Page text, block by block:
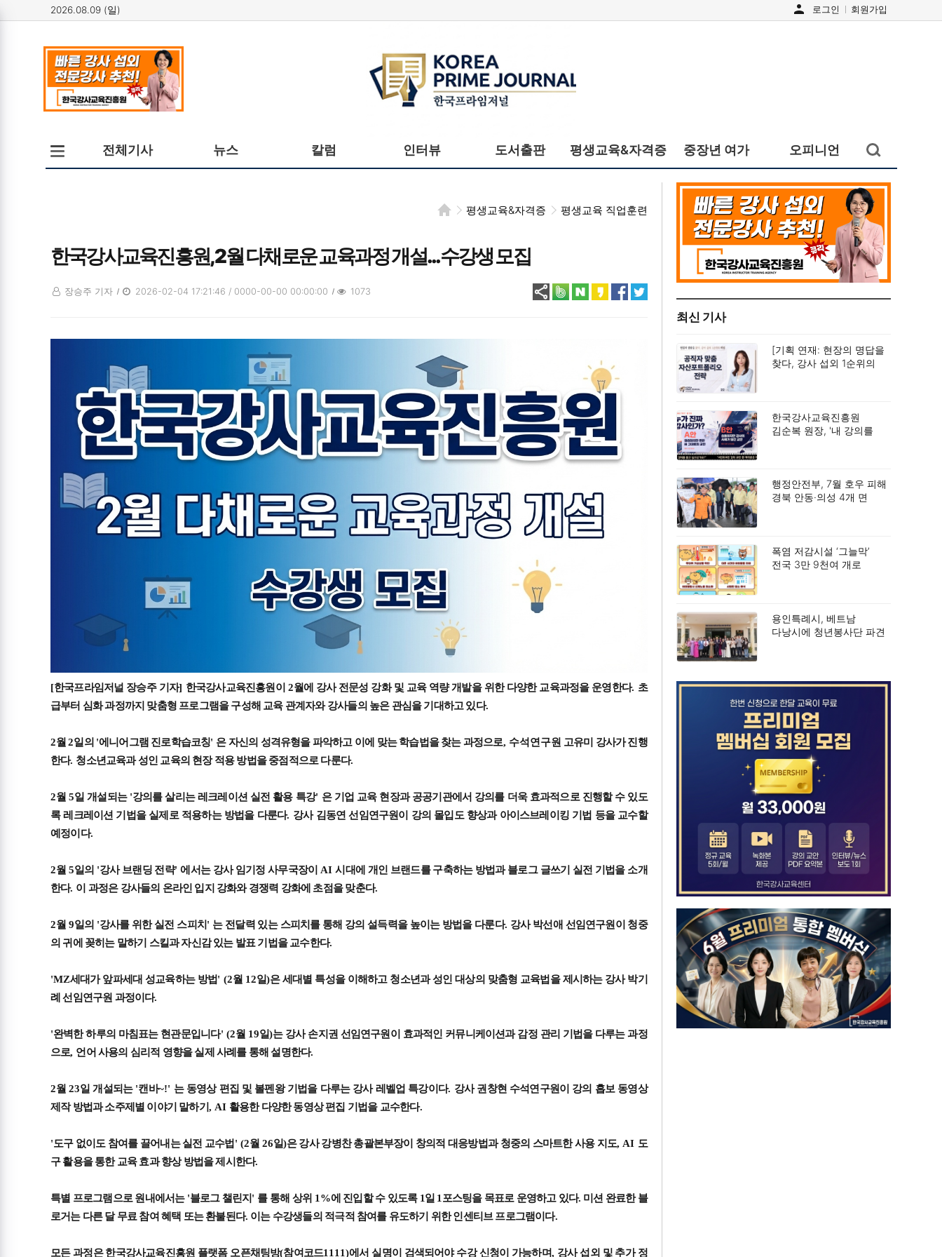
2026.08.09 (일) person 로그인 회원가입
한국프라임저널
전체메뉴
열기/
닫기
전체기사 뉴스 칼럼 인터뷰 도서출판 평생교육&자격증 중장년 여가 오피니언 검색창
열기/
닫기
뉴
평생교육&자격증 평생교육 직업훈련
한국강사교육진흥원, 2월 다채로운 교육과정 개설...수강생 모집
장승주 기자 2026-02-04 17:21:46 / 0000-00-00 00:00:00 1073
[한국프라임저널 장승주 기자] 한국강사교육진흥원이 2월에 강사 전문성 강화 및 교육 역량 개발을 위한 다양한 교육과정을 운영한다. 초
급부터 심화 과정까지 맞춤형 프로그램을 구성해 교육 관계자와 강사들의 높은 관심을 기대하고 있다.
2월2일의 '에니어그램 진로학습코칭' 은 자신의 성격유형을 파악하고 이에 맞는 학습법을 찾는 과정으로, 수석연구원 고유미 강사가 진행
한다. 청소년교육과 성인 교육의 현장 적용 방법을 중점적으로 다룬다.
2월5일 개설되는 '강의를 살리는 레크레이션 실전 활용 특강' 은 기업 교육 현장과 공공기관에서 강의를 더욱 효과적으로 진행할 수 있도
록 레크레이션 기법을 실제로 적용하는 방법을 다룬다. 강사 김동연 선임연구원이 강의 몰입도 향상과 아이스브레이킹 기법 등을 교수할
예정이다.
2월 5일의 '강사 브랜딩 전략'에서는 강사 임기정 사무국장이 AI시대에 개인 브랜드를 구축하는 방법과 블로그 글쓰기 실전 기법을 소개
한다. 이 과정은 강사들의 온라인 입지 강화와 경쟁력 강화에 초점을 맞춘다.
2월 9일의 '강사를 위한 실전 스피치' 는 전달력 있는 스피치를 통해 강의 설득력을 높이는 방법을 다룬다. 강사 박선애 선임연구원이 청중
의 귀에 꽂히는 말하기 스킬과 자신감 있는 발표 기법을 교수한다.
'MZ세대가 앞파세대 성교육하는 방법' (2월 12일)은 세대별 특성을 이해하고 청소년과 성인 대상의 맞춤형 교육법을 제시하는 강사 박기
례 선임연구원 과정이다.
'완벽한 하루의 마침표는 현관문입니다' (2월 19일)는 강사 손지권 선임연구원이 효과적인 커뮤니케이션과 감정 관리 기법을 다루는 과정
으로, 언어 사용의 심리적 영향을 실제 사례를 통해 설명한다.
2월23일 개설되는 '캔바~!' 는 동영상 편집 및 볼펜왕 기법을 다루는 강사 레벨업 특강이다. 강사 권창현 수석연구원이 강의 흡보 동영상
제작 방법과 소주제별 이야기 말하기, AI 활용한 다양한 동영상 편집 기법을 교수한다.
'도구 없이도 참여를 끌어내는 실전 교수법' (2월 26일)은 강사 강병찬 총괄본부장이 창의적 대응방법과 청중의 스마트한 사용 지도, AI 도
구 활용을 통한 교육 효과 향상 방법을 제시한다.
특별 프로그램으로 원내에서는 '블로그 챌린지' 를 통해 상위 1%에 진입할 수 있도록 1일 1포스팅을 목표로 운영하고 있다. 미션 완료한 블
로거는다른 달 무료 참여 혜택 또는 환불된다. 이는 수강생들의 적극적 참여를 유도하기 위한 인센티브 프로그램이다.
모든 과정은 한국강사교육진흥원 플랫폼 오픈채팅방(참여코드1111)에서 실명이 검색되어야 수강 신청이 가능하며, 강사 섭외 및 추가 정
최신 기사
[기획 연재: 현장의 명답을
찾다, 강사 섭외 1순위의
공제회 저축이라는 안전한
감옥에서 벗어나, 13월의
한국강사교육진흥원
김순복 원장, '내 강의를
행정안전부, 7월 호우 피해
경북 안동·의성 4개 면
폭염 저감시설 ‘그늘막’
전국 3만 9천여 개로
용인특례시, 베트남
다낭시에 청년봉사단 파견